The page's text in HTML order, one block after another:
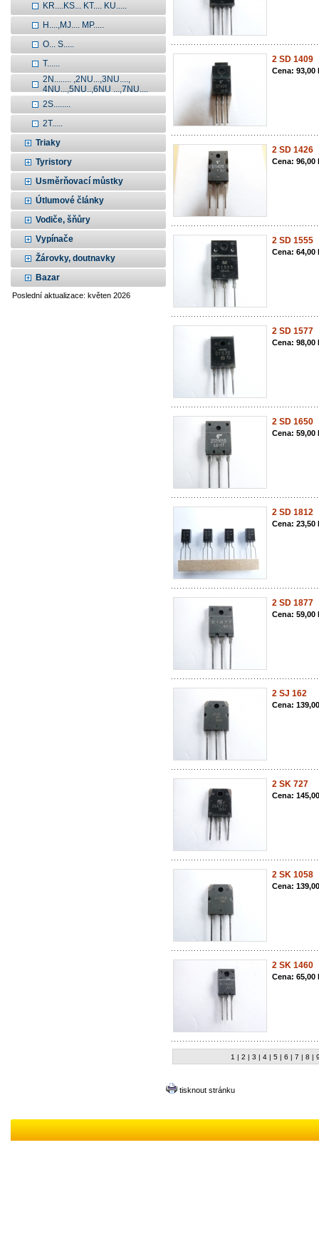
KR....KS... KT.... KU.....
H....,MJ.... MP.....
O... S.....
T......
2N........ ,2NU...,3NU....,
4NU...,5NU..,6NU ...,7NU....
2S........
2T.....
Triaky
Tyristory
Usměrňovací můstky
Útlumové články
Vodiče, šňůry
Vypínače
Žárovky, doutnavky
Bazar
Poslední aktualizace: květen 2026
2 SD 1409
Cena: 93,00
2 SD 1426
Cena: 96,00
2 SD 1555
Cena: 64,00
2 SD 1577
Cena: 98,00
2 SD 1650
Cena: 59,00
2 SD 1812
Cena: 23,50
2 SD 1877
Cena: 59,00
2 SJ 162
Cena:
2 SK 727
Cena:
2 SK 1058
Cena:
2 SK 1460
Cena: 65,00
1 | 2 | 3 | 4 | 5 | 6 | 7 | 8 |
tisknout stránku